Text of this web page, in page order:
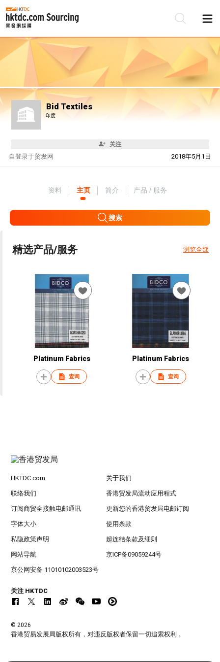
Bid Textiles
印度
关注
自 2018年5月1日
登录于贸发网
资料 主页 简介 产品 / 服务
搜索
精选产品/服务 浏览全部
Platinum Fabrics
查询
Platinum Fabrics
查询
HKTDC.com 关于我们
联络我们 香港贸发局流动应用程式
订阅商贸全接触电邮通讯 更新您的香港贸发局电邮订阅
字体大小 使用条款
私隐政策声明 超连结条款及细则
网站导航 京ICP备09059244号
京公网安备 11010102003523号
关注 HKTDC
© 2026
香港贸易发展局版权所有，对违反版权者保留一切追索权利 。